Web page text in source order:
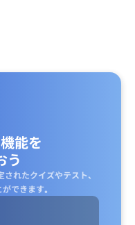
能を
う
れたクイズやテスト、
できます｡